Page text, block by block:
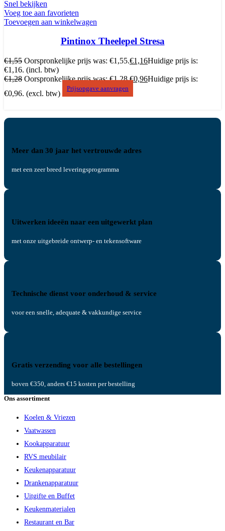
Snel bekijken
Voeg toe aan favorieten
Toevoegen aan winkelwagen
Pintinox Theelepel Stresa
€1,55 Oorspronkelijke prijs was: €1,55.€1,16Huidige prijs is:
€1,16. (incl. btw)
€1,28 Oorspronkelijke prijs was: €1,28.€0,96Huidige prijs is:
€0,96. (excl. btw)
Prijsopgave aanvragen
Meer dan 30 jaar het vertrouwde adres
met een zeer breed leveringsprogramma
Uitwerken ideeën naar een uitgewerkt plan
met onze uitgebreide ontwerp- en tekensoftware
Technische dienst voor onderhoud & service
voor een snelle, adequate & vakkundige service
Gratis verzending voor alle bestellingen
boven €350, anders €15 kosten per bestelling
Ons assortiment
Koelen & Vriezen
Vaatwassen
Kookapparatuur
RVS meubilair
Keukenapparatuur
Drankenapparatuur
Uitgifte en Buffet
Keukenmaterialen
Restaurant en Bar